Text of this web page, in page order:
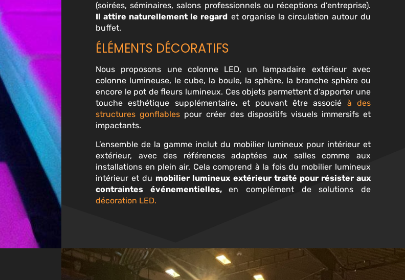
(soirées, séminaires, salons professionnels ou réceptions d’entreprise).
Il attire naturellement le regard et organise la circulation autour du
buffet.
ÉLÉMENTS DÉCORATIFS
Nous proposons une colonne LED, un lampadaire extérieur avec
colonne lumineuse, le cube, la boule, la sphère, la branche sphère ou
encore le pot de fleurs lumineux. Ces objets permettent d’apporter une
touche esthétique supplémentaire. et pouvant être associé à des
structures gonflables pour créer des dispositifs visuels immersifs et
impactants.
L’ensemble de la gamme inclut du mobilier lumineux pour intérieur et
extérieur, avec des références adaptées aux salles comme aux
installations en plein air. Cela comprend à la fois du mobilier lumineux
intérieur et du mobilier lumineux extérieur traité pour résister aux
contraintes événementielles,en complément de solutions de
décoration LED.